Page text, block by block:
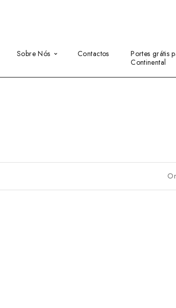
Sobre Nós Contactos
Portes grátis
Continental